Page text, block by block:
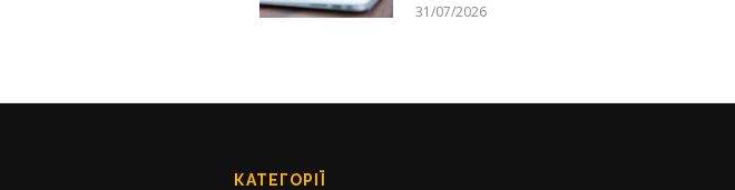
31/07/2026
КАТЕГОРІЇ